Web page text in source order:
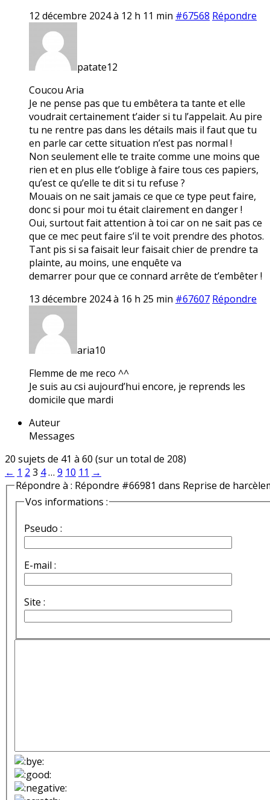
12 décembre 2024 à 12 h 11 min #67568 Répondre
patate12
Coucou Aria
Je ne pense pas que tu embêtera ta tante et elle
voudrait certainement t’aider si tu l’appelait. Au pire
tu ne rentre pas dans les détails mais il faut que tu
en parle car cette situation n’est pas normal !
Non seulement elle te traite comme une moins que
rien et en plus elle t’oblige à faire tous ces papiers,
qu’est ce qu’elle te dit si tu refuse ?
Mouais on ne sait jamais ce que ce type peut faire,
donc si pour moi tu était clairement en danger !
Oui, surtout fait attention à toi car on ne sait pas ce
que ce mec peut faire s’il te voit prendre des photos.
Tant pis si sa faisait leur faisait chier de prendre ta
plainte, au moins, une enquête va
demarrer pour que ce connard arrête de t’embêter !
13 décembre 2024 à 16 h 25 min #67607 Répondre
aria10
Flemme de me reco ^^
Je suis au csi aujourd’hui encore, je reprends les
domicile que mardi
Auteur
Messages
20 sujets de 41 à 60 (sur un total de 208)
← 1 2 3 4… 9 10 11 →
Répondre à : Répondre #66981 dans Reprise de
Vos informations :
Pseudo :
E-mail :
Site :